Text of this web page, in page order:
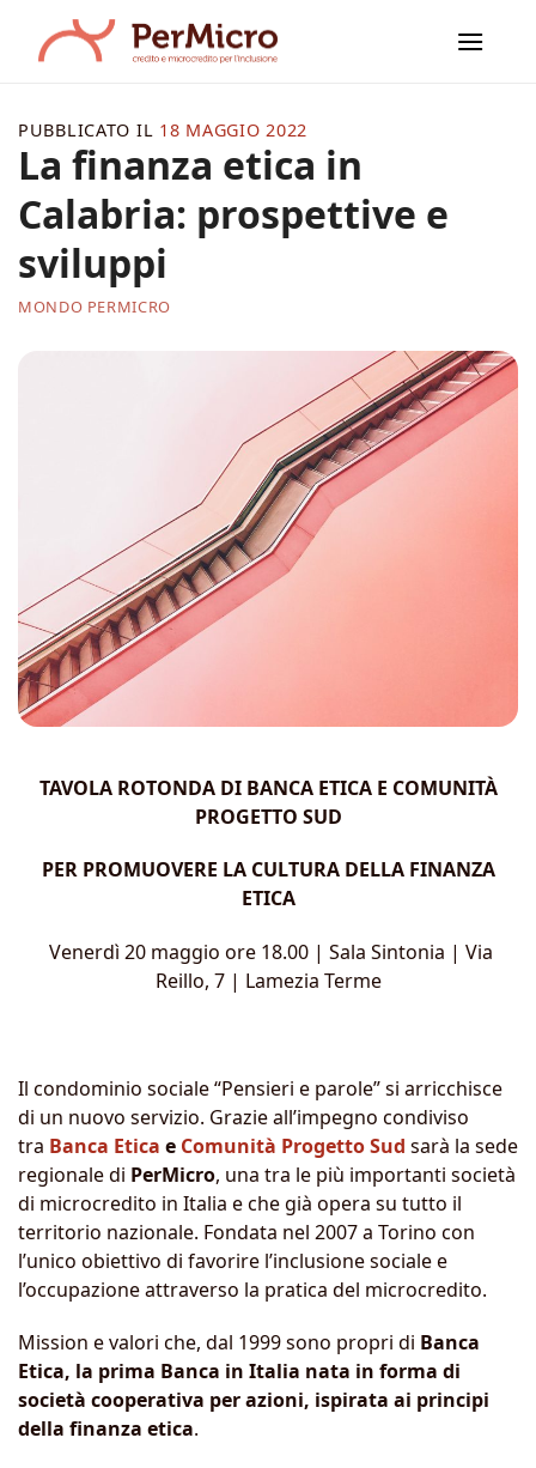
contenuti
MONDO PERMICRO
La finanza etica in
Calabria: prospettive e
sviluppi
PUBBLICATO IL 18 MAGGIO 2022
TAVOLA ROTONDA DI BANCA ETICA E COMUNITÀ
PROGETTO SUD
PER PROMUOVERE LA CULTURA DELLA FINANZA
ETICA
Venerdì 20 maggio ore 18.00 | Sala Sintonia | Via
Reillo, 7 | Lamezia Terme
Il condominio sociale “Pensieri e parole” si arricchisce
di un nuovo servizio. Grazie all’impegno condiviso
tra Banca Etica e Comunità Progetto Sud sarà la sede
regionale di PerMicro, una tra le più importanti società
di microcredito in Italia e che già opera su tutto il
territorio nazionale. Fondata nel 2007 a Torino con
l’unico obiettivo di favorire l’inclusione sociale e
l’occupazione attraverso la pratica del microcredito.
Mission e valori che, dal 1999 sono propri di Banca
Etica, la prima Banca in Italia nata in forma di
società cooperativa per azioni, ispirata ai principi
della finanza etica.